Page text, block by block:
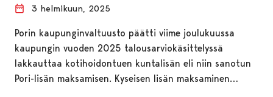
3 helmikuun, 2025
Porin kaupunginvaltuusto päätti viime joulukuussa
kaupungin vuoden 2025 talousarviokäsittelyssä
lakkauttaa kotihoidontuen kuntalisän eli niin sanotun
Pori-lisän maksamisen. Kyseisen lisän maksaminen…